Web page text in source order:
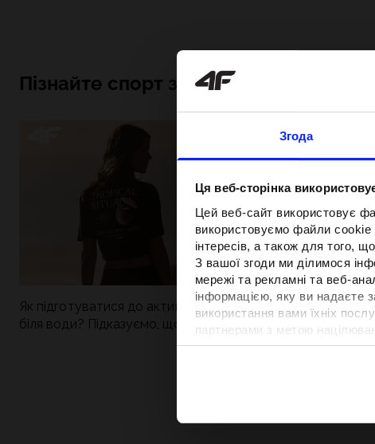
Згода
Ця веб-сторінка
Цей веб-сайт використовує
використовуємо файли cookie
інтересів, а також для того,
З вашої згоди ми ділимося
мережі та рекламні та веб-
інформацією, яку ви надаєте
використання вами їхніх
партнерами з метою
відповідності вмісту та
Детальну інформацію можна
Пізнайте спорт зсередини
Як підготуватися до активного дня
біля води? Підказуємо, що зібрати до
Нова колекція 4F
паделу. Спортивна
поєднується із